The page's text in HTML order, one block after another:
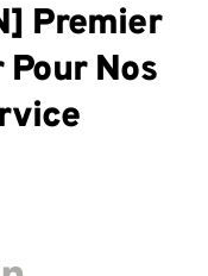
Premier
Nos